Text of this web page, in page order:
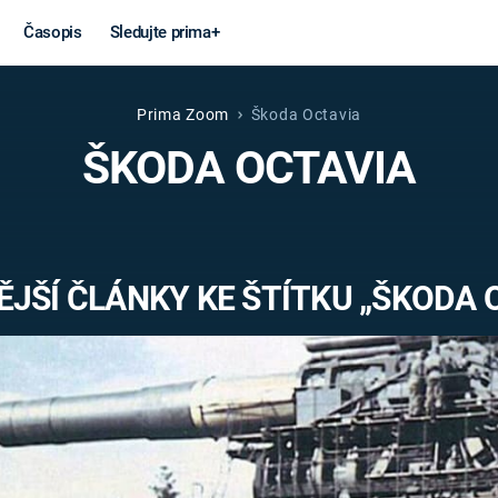
Časopis Sledujte prima+
Věda a
technika
MARS
Války
VÁLEČNÉ
Záhady a
Prima Zoom Škoda Octavia
ŠKODA OCTAVIA
ČLÁNKY KE ŠTÍTKU „ŠKODA